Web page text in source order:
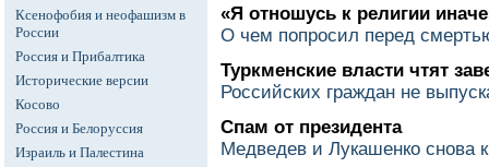
Ксенофобия и неофашизм в
России
Россия и Прибалтика
Исторические версии
Косово
Россия и Белоруссия
Израиль и Палестина
«Я отношусь к религии
О чем попросил перед
Туркменские власти чтят
Российских граждан не
Спам от президента
Медведев и Лукашенко снова